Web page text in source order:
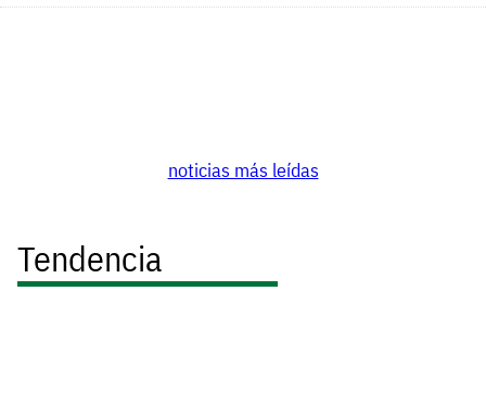
noticias más leídas
Tendencia